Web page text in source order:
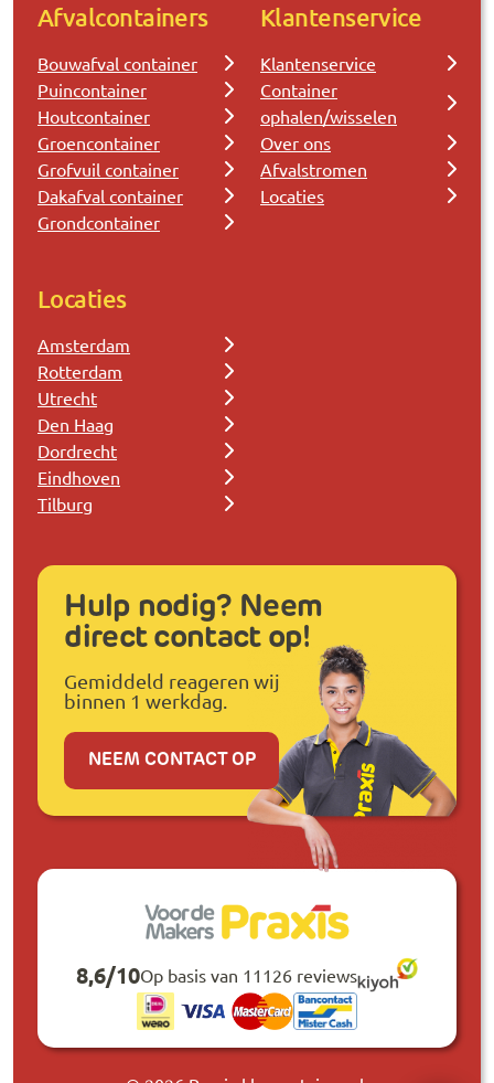
Afvalcontainers
Bouwafval container
Puincontainer
Houtcontainer
Groencontainer
Grofvuil container
Dakafval container
Grondcontainer
Klantenservice
Klantenservice
Container
ophalen/wisselen
Over ons
Afvalstromen
Locaties
Locaties
Amsterdam
Rotterdam
Utrecht
Den Haag
Dordrecht
Eindhoven
Tilburg
Hulp nodig? Neem
direct contact op!
Gemiddeld reageren wij
binnen 1 werkdag.
NEEM CONTACT OP
8,6/10Op basis van 11126 reviews